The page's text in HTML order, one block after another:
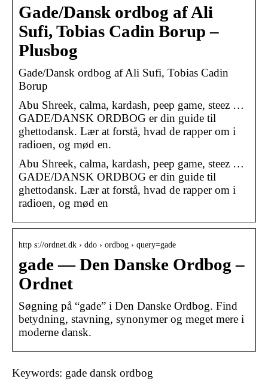
Gade/Dansk ordbog af Ali
Sufi, Tobias Cadin Borup –
Plusbog
Gade/Dansk ordbog af Ali Sufi, Tobias Cadin
Borup
Abu Shreek, calma, kardash, peep game, steez …
GADE/DANSK ORDBOG er din guide til
ghettodansk. Lær at forstå, hvad de rapper om i
radioen, og mød en.
Abu Shreek, calma, kardash, peep game, steez …
GADE/DANSK ORDBOG er din guide til
ghettodansk. Lær at forstå, hvad de rapper om i
radioen, og mød en
http s://ordnet.dk › ddo › ordbog › query=gade
gade — Den Danske Ordbog –
Ordnet
Søgning på “gade” i Den Danske Ordbog. Find
betydning, stavning, synonymer og meget mere i
moderne dansk.
Keywords: gade dansk ordbog